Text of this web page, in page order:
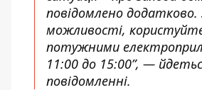
повідомлено додатково.
можливості,
потужними
11:00 до 15:00”, —
повідомленні.